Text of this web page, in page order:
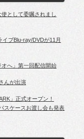
として委嘱されまし
イブBlu-ray/DVDが11月
へ」第一回配信開始
んが出演
」正式オープン！
スケースお渡し会も発表